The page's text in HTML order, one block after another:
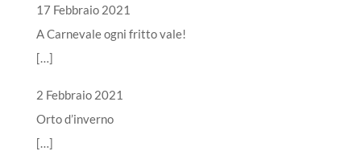
17 Febbraio 2021
A Carnevale ogni fritto vale!
[…]
2 Febbraio 2021
Orto d’inverno
[…]